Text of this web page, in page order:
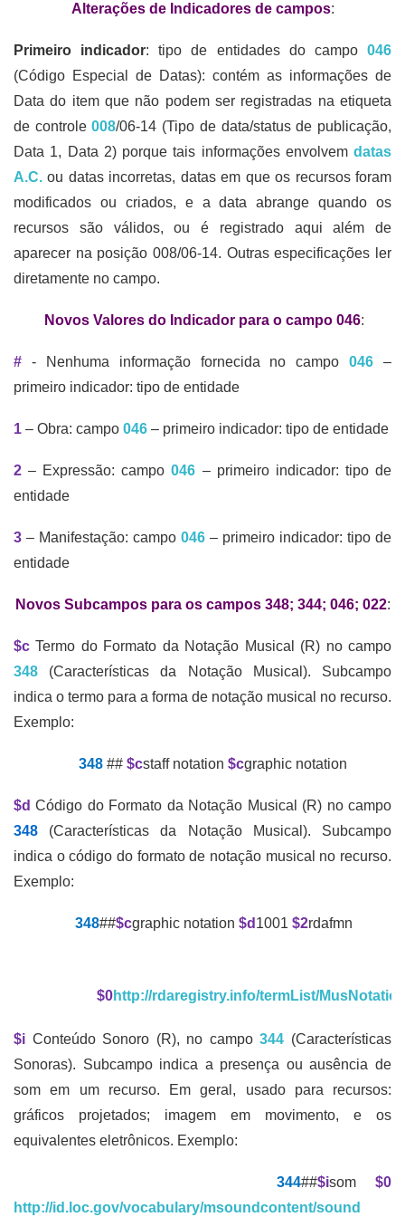
Alterações de Indicadores de campos:
Primeiro indicador: tipo de entidades do campo046
(Código Especial de Datas): contém as informações de
Data do item que não podem ser registradas na etiqueta
de controle008/06-14 (Tipo de data/status de publicação,
Data 1, Data 2) porque tais informações envolvem datas
A.C. ou datas incorretas, datas em que os recursos foram
modificados ou criados, e a data abrange quando os
recursos são válidos, ou é registrado aqui além de
aparecer na posição 008/06-14. Outras especificações ler
diretamente no campo.
Novos Valores do Indicador para o campo 046:
# - Nenhuma informação fornecida no campo046 –
primeiro indicador: tipo de entidade
1 – Obra: campo 046 – primeiro indicador: tipo de entidade
2 – Expressão: campo046 – primeiro indicador: tipo de
entidade
3 – Manifestação: campo 046 – primeiro indicador: tipo de
entidade
Novos Subcampos para os campos 348; 344; 046; 022:
$c Termo do Formato da Notação Musical (R) no campo
348 (Características da Notação Musical). Subcampo
indica o termo para a forma de notação musical no recurso.
Exemplo:
348 ## $cstaff notation $cgraphic notation
$d Código do Formato da Notação Musical (R) no campo
348 (Características da Notação Musical). Subcampo
indica o código do formato de notação musical no recurso.
Exemplo:
348##$cgraphic notation $d 1001 $2rdafmn
$0http://rdaregistry.info/termList/
$i Conteúdo Sonoro (R), no campo344 (Características
Sonoras). Subcampo indica a presença ou ausência de
som em um recurso. Em geral, usado para recursos:
gráficos projetados; imagem em movimento, e os
equivalentes eletrônicos. Exemplo:
344##$isom$0
http://id.loc.gov/vocabulary/msoundcontent/sound